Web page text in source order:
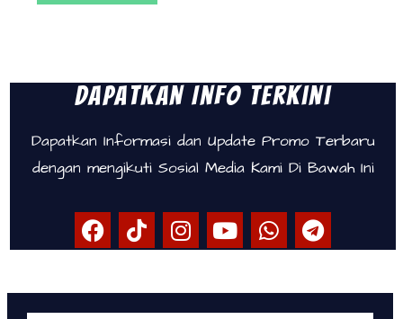
Dapatkan Info Terkini
Dapatkan Informasi dan Update Promo Terbaru
dengan mengikuti Sosial Media Kami Di Bawah Ini